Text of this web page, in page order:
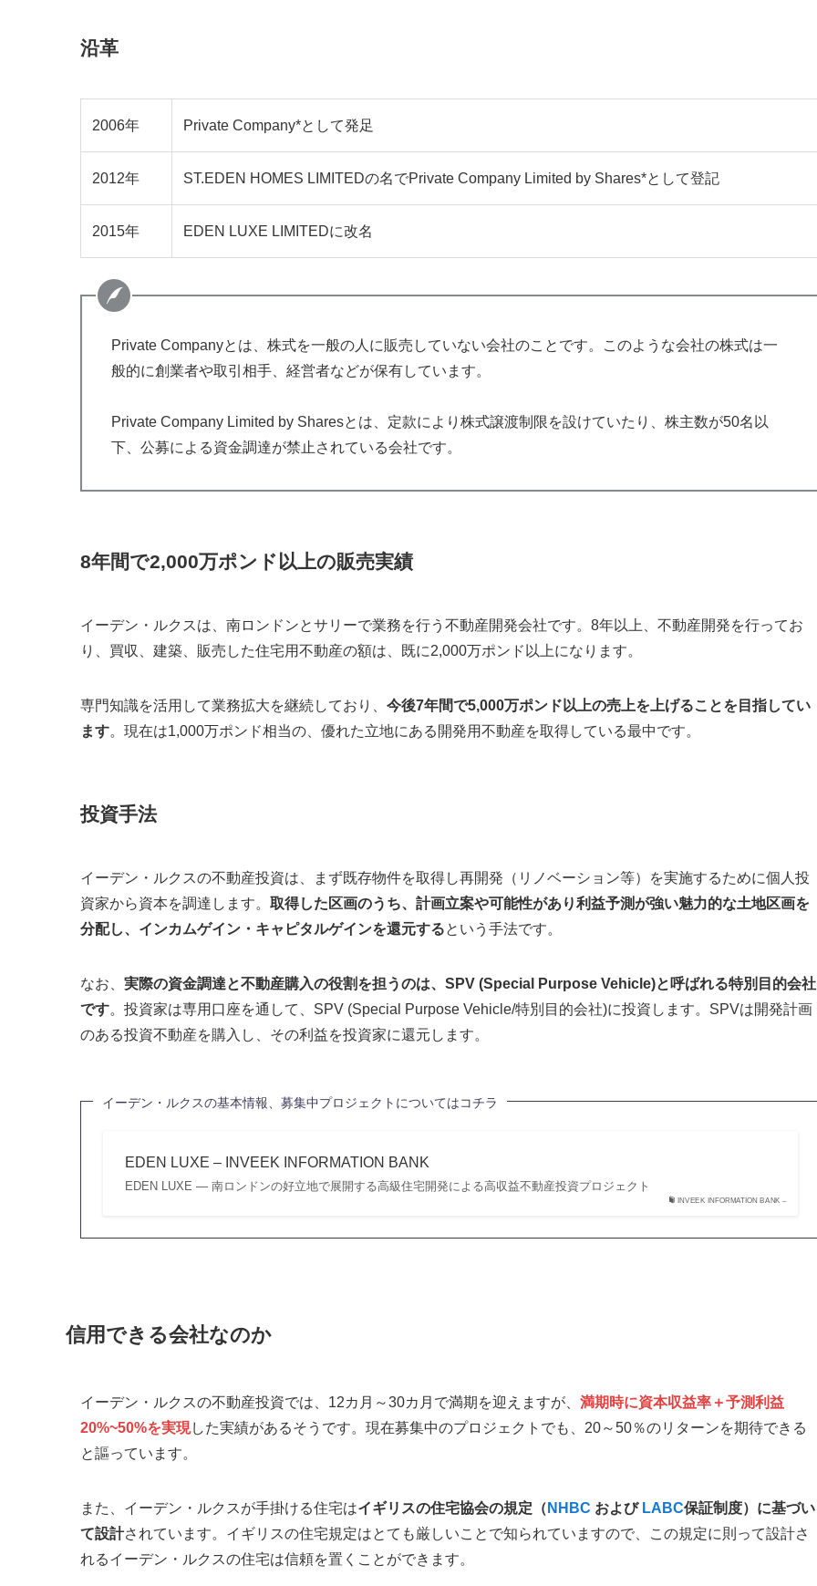
沿革
2006年 Private Company*として発足
2012年 ST.EDEN HOMES LIMITEDの名でPrivate Company Limited by Shares*として登記
2015年 EDEN LUXE LIMITEDに改名
Private Companyとは、株式を一般の人に販売していない会社のことです。このような会社の株式は一
般的に創業者や取引相手、経営者などが保有しています。
Private Company Limited by Sharesとは、定款により株式譲渡制限を設けていたり、株主数が50名以
下、公募による資金調達が禁止されている会社です。
8年間で2,000万ポンド以上の販売実績
イーデン・ルクスは、南ロンドンとサリーで業務を行う不動産開発会社です。8年以上、不動産開発を行ってお
り、買収、建築、販売した住宅用不動産の額は、既に2,000万ポンド以上になります。
専門知識を活用して業務拡大を継続しており、 今後7年間で5,000万ポンド以上の売上を上げることを目指してい
ます。現在は1,000万ポンド相当の、優れた立地にある開発用不動産を取得している最中です。
投資手法
イーデン・ルクスの不動産投資は、まず既存物件を取得し再開発（リノベーション等）を実施するために個人投
資家から資本を調達します。 取得した区画のうち、計画立案や可能性があり利益予測が強い魅力的な土地区画を
分配し、インカムゲイン・キャピタルゲインを還元するという手法です。
なお、 実際の資金調達と不動産購入の役割を担うのは、SPV (Special Purpose Vehicle)と呼ばれる特別目的会社
です。投資家は専用口座を通して、SPV (Special Purpose Vehicle/特別目的会社)に投資します。SPVは開発計画
のある投資不動産を購入し、その利益を投資家に還元します。
イーデン・ルクスの基本情報、募集中プロジェクトについてはコチラ
INVEEK INFORMATION BANK –
EDEN LUXE – INVEEK INFORMATION BANK
EDEN LUXE — 南ロンドンの好立地で展開する高級住宅開発による高収益不動産投資プロジェクト
信用できる会社なのか
イーデン・ルクスの不動産投資では、12カ月～30カ月で満期を迎えますが、 満期時に資本収益率＋予測利益
20%~50%を実現した実績があるそうです。現在募集中のプロジェクトでも、20～50％のリターンを期待できる
と謳っています。
また、イーデン・ルクスが手掛ける住宅はイギリスの住宅協会の規定（ NHBC および LABC保証制度）に基づい
て設計されています。イギリスの住宅規定はとても厳しいことで知られていますので、この規定に則って設計さ
れるイーデン・ルクスの住宅は信頼を置くことができます。